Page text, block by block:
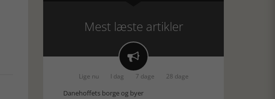
Mest læste artikler

Lige nu I dag 7 dage 28 dage
Danehoffets borge og byer